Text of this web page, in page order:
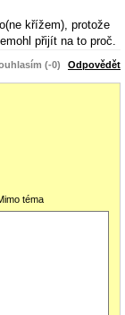
křížem), protože
přijít na to proč.
(-0) Odpovědět
téma